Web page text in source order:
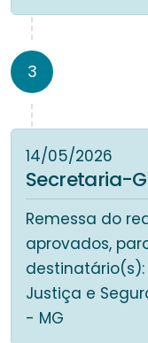
3
14/05/2026
Secretaria-
Remessa do
aprovados,
Justiça e
- MG